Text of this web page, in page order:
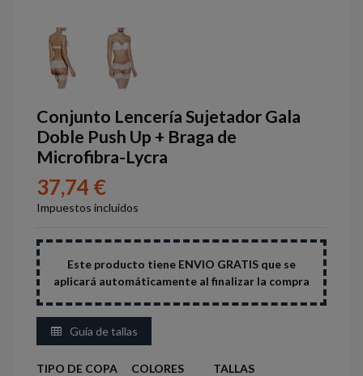
Conjunto Lencería Sujetador Gala
Doble Push Up + Braga de
Microfibra-Lycra
37,74 €
Impuestos incluidos
Este producto tiene ENVIO GRATIS que se
aplicará automáticamente al finalizar la compra
Guía de tallas
TIPO DE COPA COLORES TALLAS